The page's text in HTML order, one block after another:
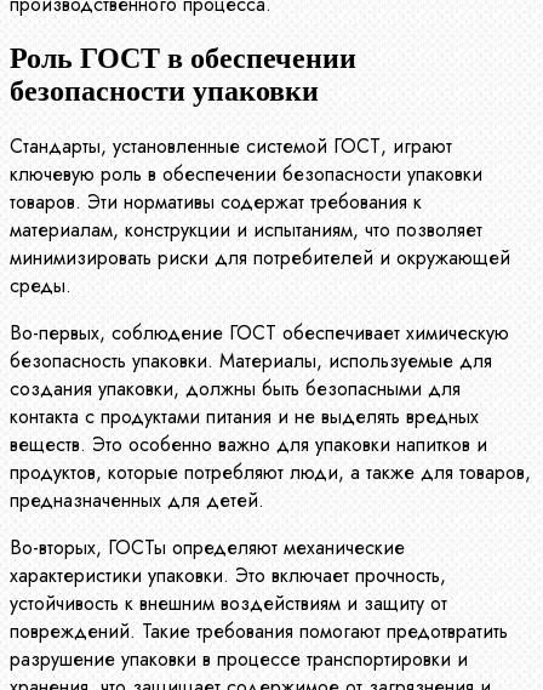
Роль ГОСТ в обеспечении
безопасности упаковки
Стандарты, установленные системой ГОСТ, играют
ключевую роль в обеспечении безопасности упаковки
товаров. Эти нормативы содержат требования к
материалам, конструкции и испытаниям, что позволяет
минимизировать риски для потребителей и окружающей
среды.
Во-первых, соблюдение ГОСТ обеспечивает химическую
безопасность упаковки. Материалы, используемые для
создания упаковки, должны быть безопасными для
контакта с продуктами питания и не выделять вредных
веществ. Это особенно важно для упаковки напитков и
продуктов, которые потребляют люди, а также для товаров,
предназначенных для детей.
Во-вторых, ГОСТы определяют механические
характеристики упаковки. Это включает прочность,
устойчивость к внешним воздействиям и защиту от
повреждений. Такие требования помогают предотвратить
разрушение упаковки в процессе транспортировки и